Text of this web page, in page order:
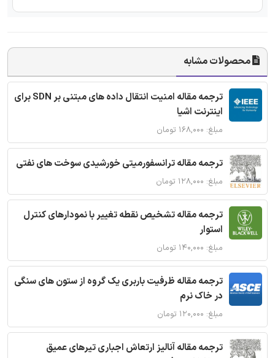
محصولات مشابه
ترجمه مقاله امنیت انتقال داده های مبتنی بر SDN برای
اینترنت اشیا
مبلغ: ۱۶۸,۰۰۰ تومان
ترجمه مقاله ترانسفورمیتی خورشیدی سوخت های نفتی
مبلغ: ۱۲۸,۰۰۰ تومان
ترجمه مقاله تشخیص نقطه تغییر با نمودارهای کنترل
استوار
مبلغ: ۱۴۰,۰۰۰ تومان
ترجمه مقاله ظرفیت باربری یک گروه از ستون های سنگی
در خاک نرم
مبلغ: ۱۲۰,۰۰۰ تومان
ترجمه مقاله آنالیز ارتعاش اجباری تیرهای عمیق